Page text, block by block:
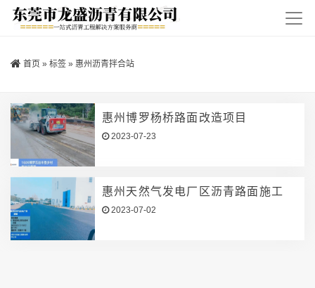
首页 » 标签 » 惠州沥青拌合站
惠州博罗杨桥路面改造项目
2023-07-23
惠州天然气发电厂区沥青路面施工
2023-07-02